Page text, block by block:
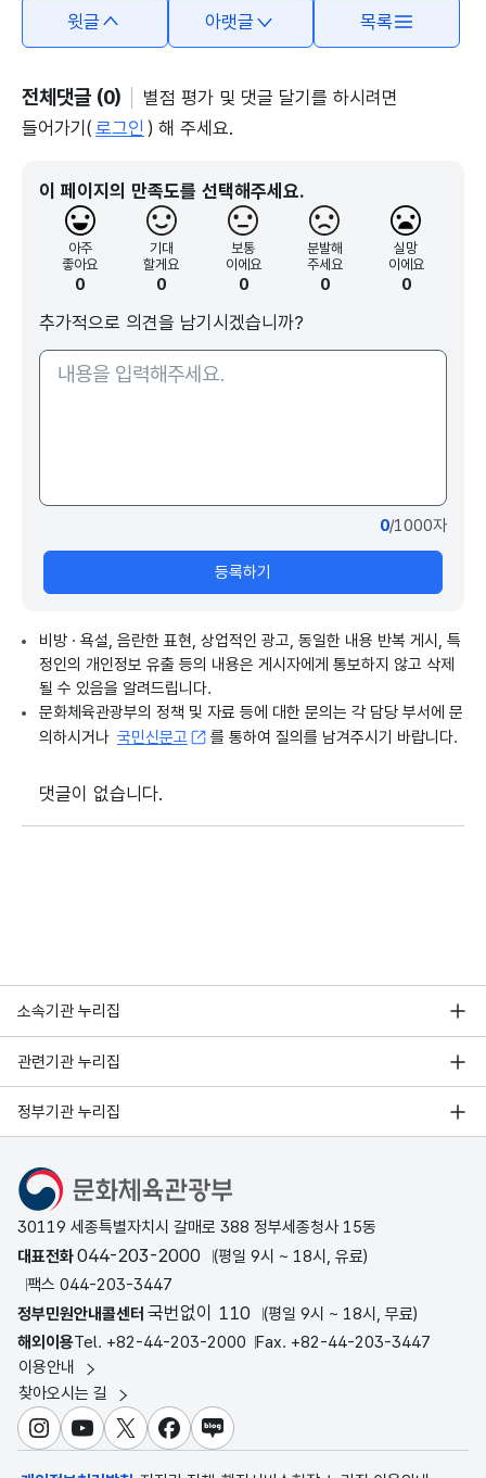
윗글 아랫글 목록
전체댓글 (0)
별점 평가 및 댓글 달기를 하시려면
들어가기( 로그인 ) 해 주세요.
이 페이지의 만족도를 선택해주세요.
아주
좋아요
0
기대
할게요
0
보통
이에요
0
분발해
주세요
0
실망
이에요
0
추가적으로 의견을 남기시겠습니까?
0/1000자
등록하기
비방 · 욕설, 음란한 표현, 상업적인 광고, 동일한 내용 반복 게시, 특
정인의 개인정보 유출 등의 내용은 게시자에게 통보하지 않고 삭제
될 수 있음을 알려드립니다.
문화체육관광부의 정책 및 자료 등에 대한 문의는 각 담당 부서에 문
의하시거나 국민신문고 를 통하여 질의를 남겨주시기 바랍니다.
댓글이 없습니다.
소속기관 누리집
관련기관 누리집
정부기관 누리집
문화체육관광부
30119 세종특별자치시 갈매로 388 정부세종청사 15동
대표전화044-203-2000
(평일 9시 ~ 18시, 유료)
팩스 044-203-3447
정부민원안내콜센터 국번없이 110
(평일 9시 ~ 18시, 무료)
해외이용Tel. +82-44-203-2000 Fax. +82-44-203-3447
이용안내
찾아오시는 길
인스타그램
유튜브X 페이스북
블로그